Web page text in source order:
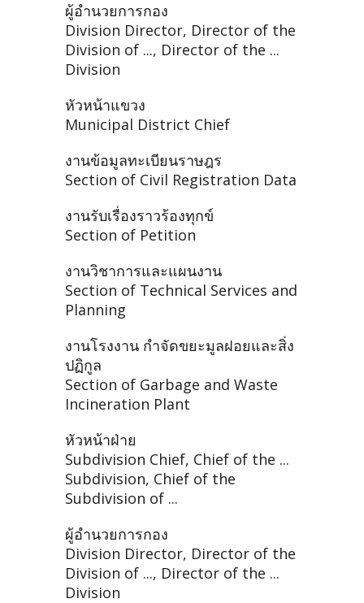
ผู้อำนวยการกอง
Division Director, Director of the
Division of ..., Director of the ...
Division
หัวหน้าแขวง
Municipal District Chief
งานข้อมูลทะเบียนราษฎร
Section of Civil Registration Data
งานรับเรื่องราวร้องทุกข์
Section of Petition
งานวิชาการและแผนงาน
Section of Technical Services and
Planning
งานโรงงาน กำจัดขยะมูลฝอยและสิ่ง
ปฏิกูล
Section of Garbage and Waste
Incineration Plant
หัวหน้าฝ่าย
Subdivision Chief, Chief of the ...
Subdivision, Chief of the
Subdivision of ...
ผู้อำนวยการกอง
Division Director, Director of the
Division of ..., Director of the ...
Division